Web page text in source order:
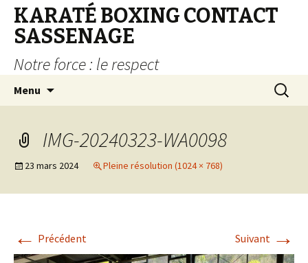
KARATÉ BOXING CONTACT
SASSENAGE
Notre force : le respect
Menu
IMG-20240323-WA0098
23 mars 2024 Pleine résolution (1024 × 768)
← Précédent Suivant →